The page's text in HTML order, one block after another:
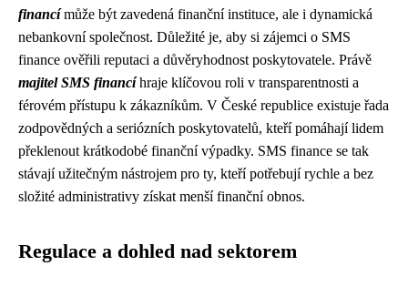
financímůže být zavedená finanční instituce, ale i dynamická
nebankovní společnost. Důležité je, aby si zájemci o SMS
finance ověřili reputaci a důvěryhodnost poskytovatele. Právě
majitel SMS financíhraje klíčovou roli v transparentnosti a
férovém přístupu k zákazníkům. V České republice existuje řada
zodpovědných a seriózních poskytovatelů, kteří pomáhají lidem
překlenout krátkodobé finanční výpadky. SMS finance se tak
stávají užitečným nástrojem pro ty, kteří potřebují rychle a bez
složité administrativy získat menší finanční obnos.
Regulace a dohled nad sektorem